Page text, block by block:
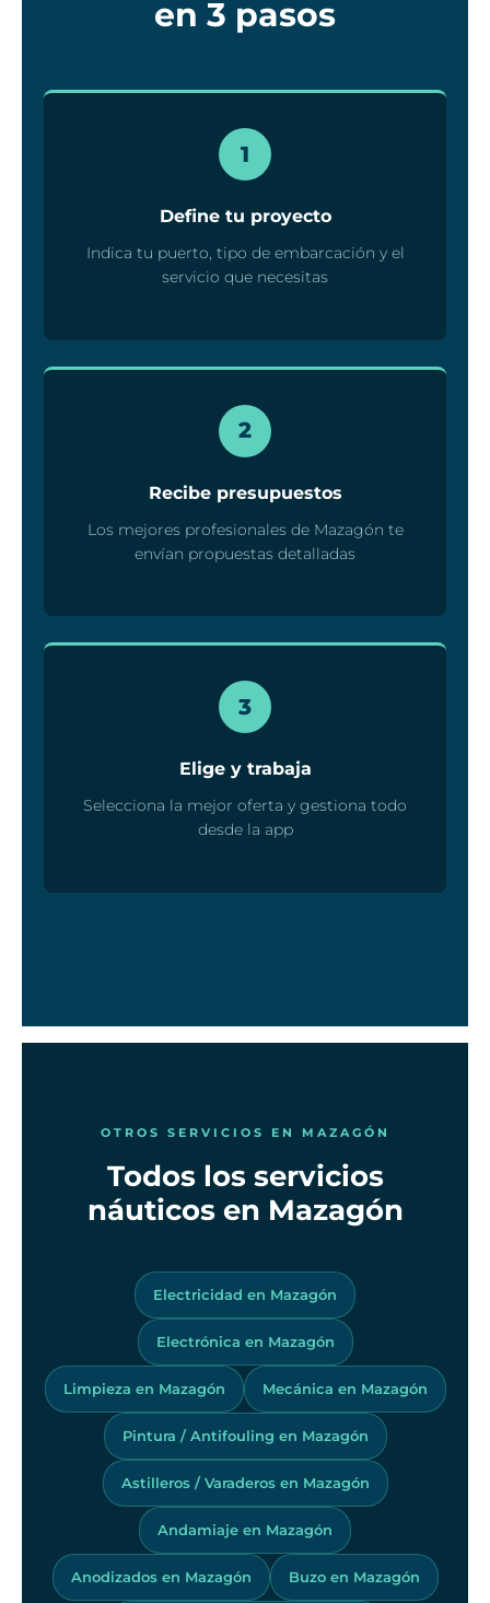
en 3 pasos
1
Define tu proyecto
Indica tu puerto, tipo de embarcación y el
servicio que necesitas
2
Recibe presupuestos
Los mejores profesionales de Mazagón te
envían propuestas detalladas
3
Elige y trabaja
Selecciona la mejor oferta y gestiona todo
desde la app
OTROS SERVICIOS EN MAZAGÓN
Todos los servicios
náuticos en Mazagón
Electricidad en Mazagón
Electrónica en Mazagón
Limpieza en Mazagón Mecánica en Mazagón
Pintura / Antifouling en Mazagón
Astilleros / Varaderos en Mazagón
Andamiaje en Mazagón
Anodizados en Mazagón Buzo en Mazagón